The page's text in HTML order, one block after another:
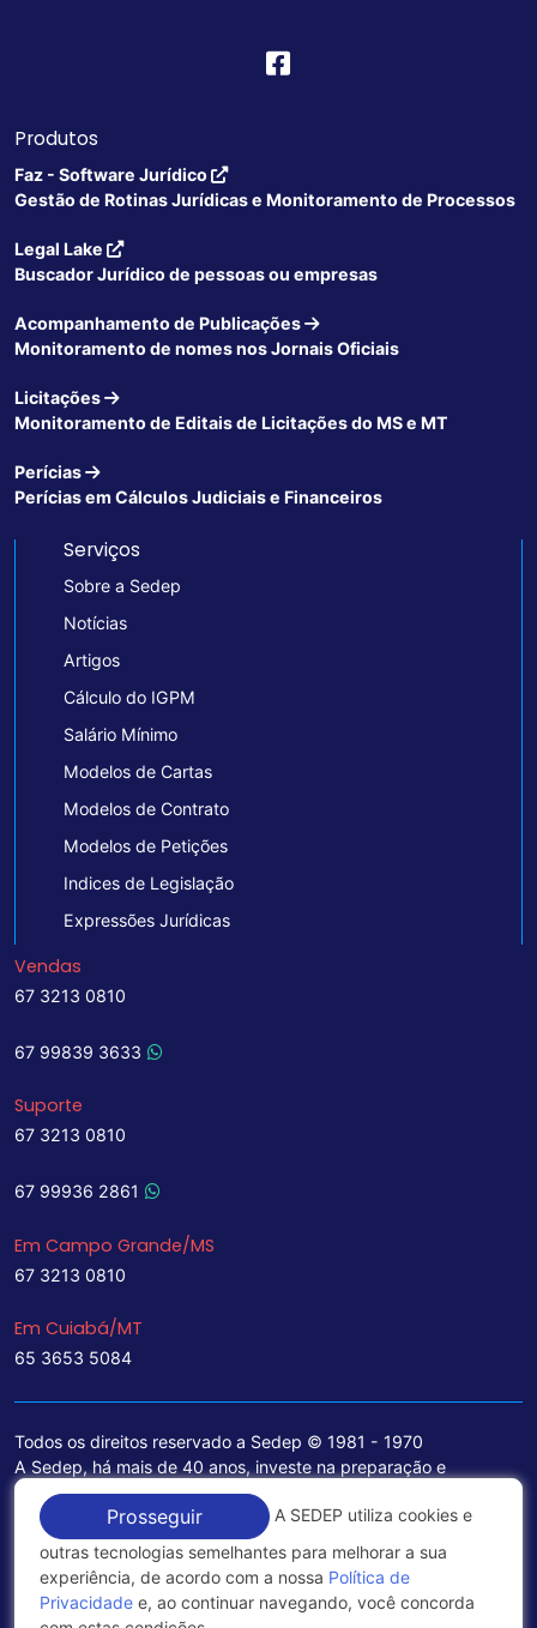
Produtos
Faz - Software Jurídico
Gestão de Rotinas Jurídicas e Monitoramento de Processos
Legal Lake
Buscador Jurídico de pessoas ou empresas
Acompanhamento de Publicações
Monitoramento de nomes nos Jornais Oficiais
Licitações
Monitoramento de Editais de Licitações do MS e MT
Perícias
Perícias em Cálculos Judiciais e Financeiros
Serviços
Sobre a Sedep
Notícias
Artigos
Cálculo do IGPM
Salário Mínimo
Modelos de Cartas
Modelos de Contrato
Modelos de Petições
Indices de Legislação
Expressões Jurídicas
Vendas
67 3213 0810
67 99839 3633
Suporte
67 3213 0810
67 99936 2861
Em Campo Grande/MS
67 3213 0810
Em Cuiabá/MT
65 3653 5084
Todos os direitos reservado a Sedep © 1981 - 1970
A Sedep, há mais de 40 anos, investe na preparação e
treinamento de funcionários e na aquisição de tecnologia de
ponta para a ampliação de seu portfólio de serviços voltados
para a área jurídica, que contemplam informações seguras e
excelentes soluções empresariais.
Política de Privacidade
Prosseguir
A SEDEP utiliza cookies e
outras tecnologias semelhantes para melhorar a sua
experiência, de acordo com a nossa Política de
Privacidade e, ao continuar navegando, você concorda